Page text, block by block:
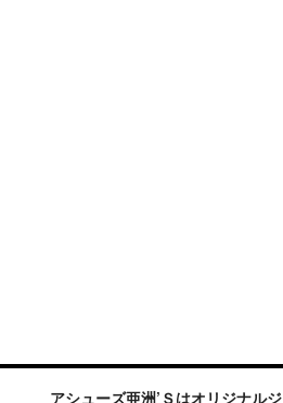
アシューズ亜洲’Ｓはオリジナルジ